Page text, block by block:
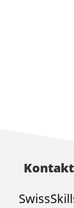
Kontakt